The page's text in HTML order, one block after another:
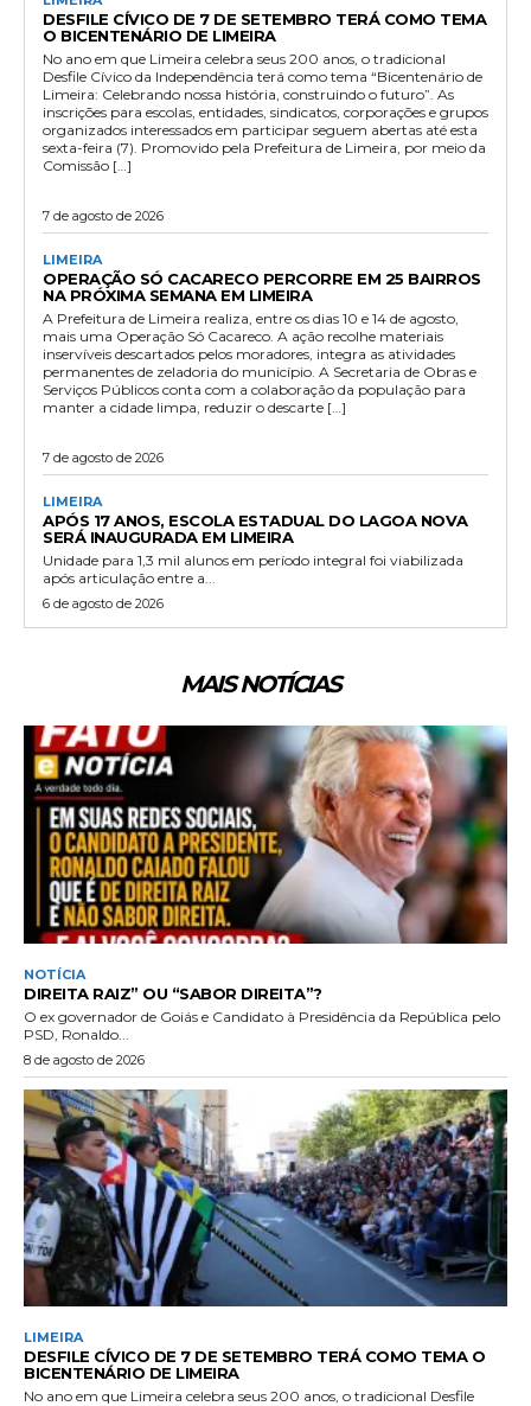
DESFILE CÍVICO DE 7 DE SETEMBRO TERÁ COMO TEMA
O BICENTENÁRIO DE LIMEIRA
No ano em que Limeira celebra seus 200 anos, o tradicional
Desfile Cívico da Independência terá como tema “Bicentenário de
Limeira: Celebrando nossa história, construindo o futuro”. As
inscrições para escolas, entidades, sindicatos, corporações e grupos
organizados interessados em participar seguem abertas até esta
sexta-feira (7). Promovido pela Prefeitura de Limeira, por meio da
Comissão […]
7 de agosto de 2026
LIMEIRA
OPERAÇÃO SÓ CACARECO PERCORRE EM 25 BAIRROS
NA PRÓXIMA SEMANA EM LIMEIRA
A Prefeitura de Limeira realiza, entre os dias 10 e 14 de agosto,
mais uma Operação Só Cacareco. A ação recolhe materiais
inservíveis descartados pelos moradores, integra as atividades
permanentes de zeladoria do município. A Secretaria de Obras e
Serviços Públicos conta com a colaboração da população para
manter a cidade limpa, reduzir o descarte […]
7 de agosto de 2026
LIMEIRA
APÓS 17 ANOS, ESCOLA ESTADUAL DO LAGOA NOVA
SERÁ INAUGURADA EM LIMEIRA
Unidade para 1,3 mil alunos em período integral foi viabilizada
após articulação entre a...
6 de agosto de 2026
MAIS NOTÍCIAS
NOTÍCIA
DIREITA RAIZ” OU “SABOR DIREITA”?
O ex governador de Goiás e Candidato à Presidência da República pelo
PSD, Ronaldo...
8 de agosto de 2026
LIMEIRA
DESFILE CÍVICO DE 7 DE SETEMBRO TERÁ COMO TEMA O
BICENTENÁRIO DE LIMEIRA
No ano em que Limeira celebra seus 200 anos, o tradicional Desfile